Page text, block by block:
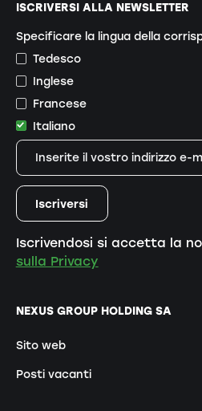
NEXUS GROUP HOLDING SA
Sito web
Posti vacanti
ISCRIVERSI ALLA NEWSLETTER
Specificare la lingua della
Tedesco
Inglese
Francese
Italiano
Iscrivendosi si accetta la
sulla Privacy